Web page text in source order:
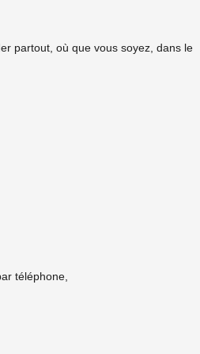
partout, où que vous soyez, dans le
téléphone,